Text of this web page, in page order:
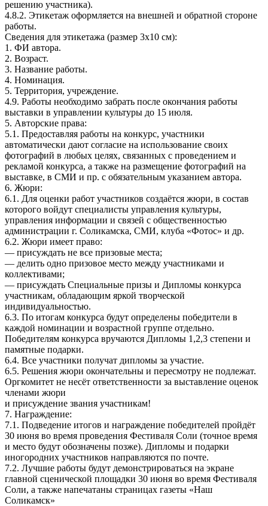
решению участника).
4.8.2. Этикетаж оформляется на внешней и обратной стороне
работы.
Сведения для этикетажа (размер 3x10 см):
1. ФИ автора.
2. Возраст.
3. Название работы.
4. Номинация.
5. Территория, учреждение.
4.9. Работы необходимо забрать после окончания работы
выставки в управлении культуры до 15 июля.
5. Авторские права:
5.1. Предоставляя работы на конкурс, участники
автоматически дают согласие на использование своих
фотографий в любых целях, связанных с проведением и
рекламой конкурса, а также на размещение фотографий на
выставке, в СМИ и пр. с обязательным указанием автора.
6. Жюри:
6.1. Для оценки работ участников создаётся жюри, в состав
которого войдут специалисты управления культуры,
управления информации и связей с общественностью
администрации г. Соликамска, СМИ, клуба «Фотос» и др.
6.2. Жюри имеет право:
— присуждать не все призовые места;
— делить одно призовое место между участниками и
коллективами;
— присуждать Специальные призы и Дипломы конкурса
участникам, обладающим яркой творческой
индивидуальностью.
6.3. По итогам конкурса будут определены победители в
каждой номинации и возрастной группе отдельно.
Победителям конкурса вручаются Дипломы 1,2,3 степени и
памятные подарки.
6.4. Все участники получат дипломы за участие.
6.5. Решения жюри окончательны и пересмотру не подлежат.
Оргкомитет не несёт ответственности за выставление оценок
членами жюри
и присуждение звания участникам!
7. Награждение:
7.1. Подведение итогов и награждение победителей пройдёт
30 июня во время проведения Фестиваля Соли (точное время
и место будут обозначены позже). Дипломы и подарки
иногородних участников направляются по почте.
7.2. Лучшие работы будут демонстрироваться на экране
главной сценической площадки 30 июня во время Фестиваля
Соли, а также напечатаны страницах газеты «Наш
Соликамск»